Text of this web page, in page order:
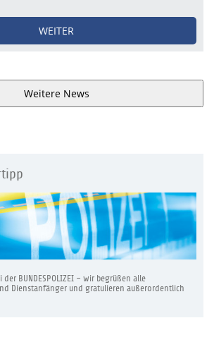
WEITER
Weitere News
der BUNDESPOLIZEI – wir begrüßen alle
Dienstanfänger und gratulieren außerordentlich